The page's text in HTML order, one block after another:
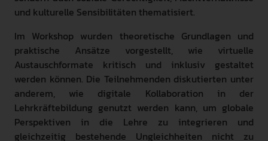
und kulturelle Sensibilitäten thematisiert.
Im Workshop wurden theoretische Grundlagen und
praktische Ansätze vorgestellt, wie virtuelle
Austauschformate kritisch und inklusiv gestaltet
werden können. Die Teilnehmenden diskutierten unter
anderem, wie digitale Kollaboration in der
Lehrkräftebildung genutzt werden kann, um globale
Perspektiven in die Lehre zu integrieren und
gleichzeitig bestehende Ungleichheiten nicht zu